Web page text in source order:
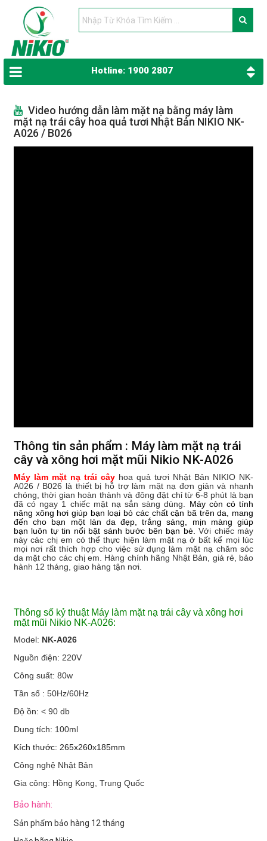
Hotline: 1900 2807
Video hướng dẫn làm mặt nạ bằng máy làm
mặt nạ trái cây hoa quả tươi Nhật Bản NIKIO NK-
A026 / B026
Thông tin sản phẩm : Máy làm mặt nạ trái
cây và xông hơi mặt mũi Nikio NK-A026
Máy làm mặt nạ trái cây hoa quả tươi Nhật Bản NIKIO NK-
A026 / B026 là thiết bị hỗ trợ làm mặt nạ đơn giản và nhanh
chóng, thời gian hoàn thành và đông đặt chỉ từ 6-8 phút là bạn
đã có ngay 1 chiếc mặt nạ sẳn sàng dùng. Máy còn có tính
năng xông hơi giúp bạn loại bỏ các chất cặn bã trên da, mang
đến cho bạn một làn da đẹp, trắng sáng, mịn màng giúp
bạn luôn tự tin nổi bật sánh bước bên bạn bè.Với chiếc máy
này các chị em có thể thực hiện làm mặt nạ ở bất kể mọi lúc
mọi nơi rất thích hợp cho việc sử dụng làm mặt nạ chăm sóc
da mặt cho các chị em. Hàng chính hãng Nhật Bản, giá rẻ, bảo
hành 12 tháng, giao hàng tận nơi.
Thông số kỷ thuật Máy làm mặt nạ trái cây và xông hơi
mặt mũi Nikio NK-A026:
Model: NK-A026
Nguồn điện: 220V
Công suất: 80w
Tần số : 50Hz/60Hz
Độ ồn: < 90 db
Dung tích: 100ml
Kích thước: 265x260x185mm
Công nghệ Nhật Bản
Gia công: Hồng Kong, Trung Quốc
Bảo hành:
Sản phẩm bảo hàng 12 tháng